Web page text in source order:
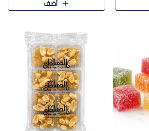
ارتبط بحلويات المولد التقليدي..
أضف